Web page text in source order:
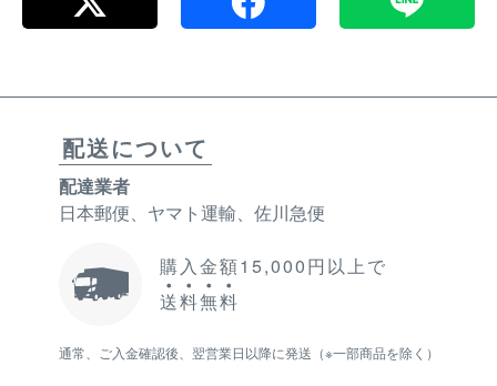
配送について
配達業者
日本郵便、ヤマト運輸、佐川急便
購入金額15,000円以上で
送料無料
通常、ご入金確認後、翌営業日以降に発送（※一部商品を除く）